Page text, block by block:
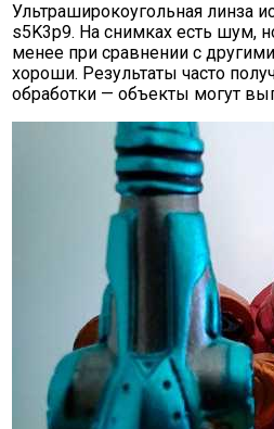
Ультраширокоугольная линза
s5K3p9. На снимках есть шум,
менее при сравнении с
хороши. Результаты часто
обработки — объекты могут